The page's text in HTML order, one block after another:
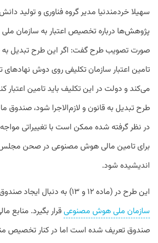
سهیلا خردمندنیا مدیر گروه فناوری و تولید
پژوهش‌ها درباره تخصیص اعتبار به سازمان
صورت تصویب طرح گفت: اگر این طرح تبدیل به
تامین اعتبار سازمان تکلیفی روی دوش نهادهای
می‌کند و دولت در این تکلیف باید تامین اعتبار
طرح تبدیل به قانون و لازم‌الاجرا شود، صندوق
در نظر گرفته شده ممکن است با تغییراتی
برای تامین مالی هوش مصنوعی در صحن مجلس
اندیشیده شود.
این طرح در (ماده ۱۲ و ۱۳) به دنبال ایجاد صندوق است تا در اختیار
سازمان ملی هوش مصنوعیقرار بگیرد. منابع
صندوق تعریف شده است اما در کنار تخصیص